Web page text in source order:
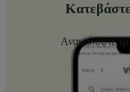
Ανακαλύψτε